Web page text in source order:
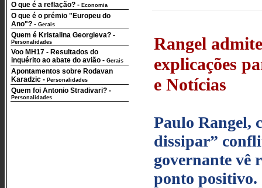
O que é a reflação? - Economia
O que é o prémio "Europeu do
Ano"? - Gerais
Quem é Kristalina Georgieva? -
Personalidades
Voo MH17 - Resultados do
inquérito ao abate do avião - Gerais
Apontamentos sobre Rodavan
Karadzic - Personalidades
Quem foi Antonio Stradivari? -
Personalidades
Rangel
explicações
e Notícias
Paulo Rangel,
dissipar”
governante vê
ponto positivo.